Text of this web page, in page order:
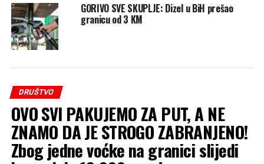
GORIVO SVE SKUPLJE: Dizel u BiH prešao
granicu od 3 KM
DRUŠTVO
OVO SVI PAKUJEMO ZA PUT, A NE
ZNAMO DA JE STROGO ZABRANJENO!
Zbog jedne voćke na granici slijedi